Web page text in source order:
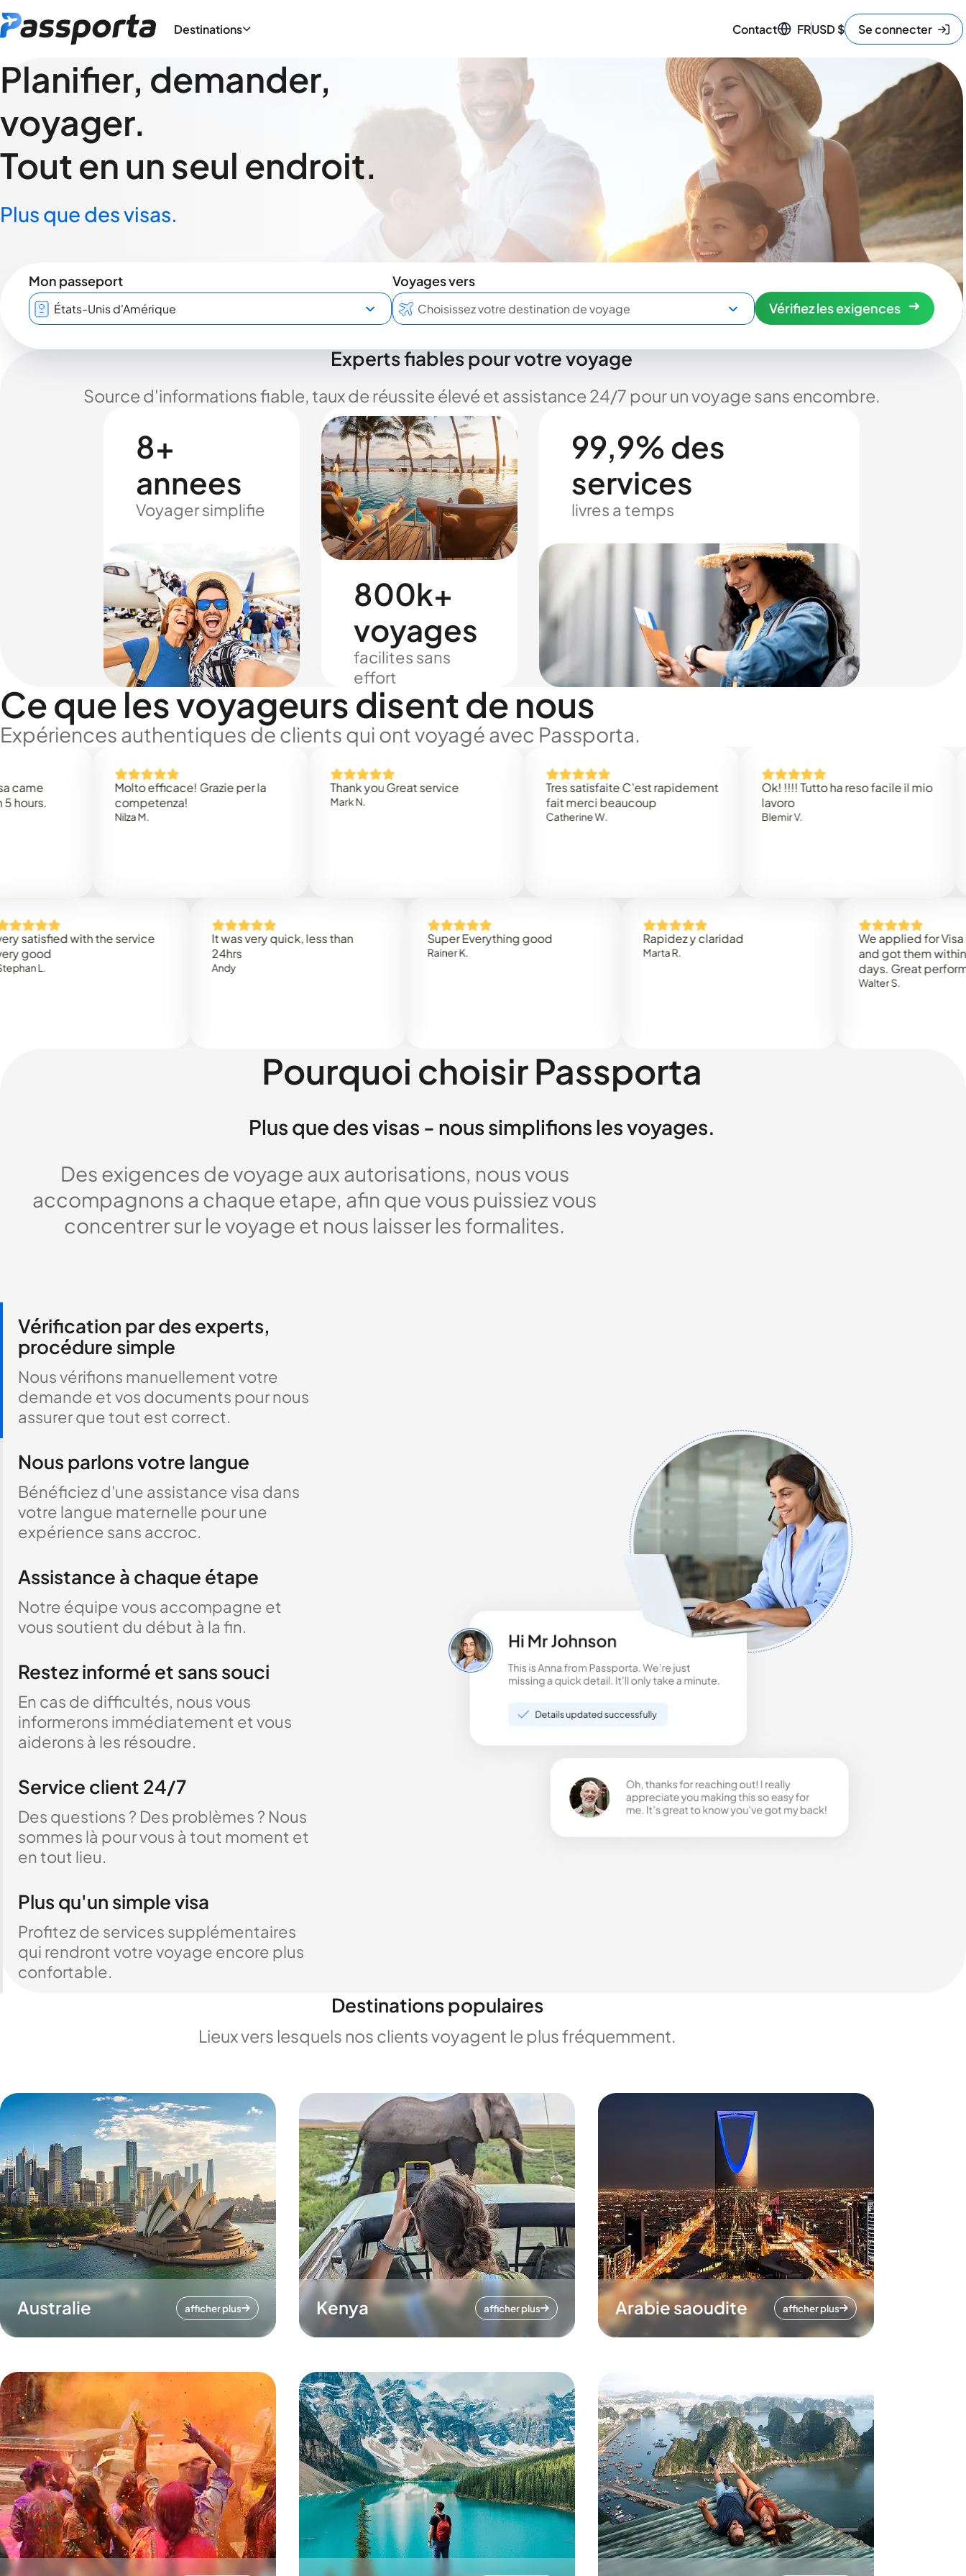
Destinations Contact FRUSD$ Se connecter
Planifier, demander,
voyager.
Tout en un seul endroit.
Plus que des visas.
Mon passeport
Voyages vers
Vérifiez les exigences
Experts fiables pour votre voyage
Source d'informations fiable, taux de réussite élevé et assistance 24/7 pour un voyage sans encombre.
8+
annees
Voyager simplifie
800k+
voyages
facilites sans
effort
99,9% des
services
livres a temps
Ce que les voyageurs disent de nous
Expériences authentiques de clients qui ont voyagé avec Passporta.
Molto efficace! Grazie per la
competenza!
Thank you Great service
Tres satisfaite C’est rapidement
fait merci beaucoup
Catherine W.
Ok! !!!! Tutto ha reso facile il mio
with the service
It was very quick, less than
Super Everything good Rapidez y claridad
We applied for Visa to
and got them within 3
days. Great performance!
Pourquoi choisir Passporta
Plus que des visas - nous simplifions les voyages.
Des exigences de voyage aux autorisations, nous vous
accompagnons a chaque etape, afin que vous puissiez vous
concentrer sur le voyage et nous laisser les formalites.
Vérification par des experts,
procédure simple
Nous vérifions manuellement votre
demande et vos documents pour nous
assurer que tout est correct.
Nous parlons votre langue
Bénéficiez d'une assistance visa dans
votre langue maternelle pour une
expérience sans accroc.
Assistance à chaque étape
Notre équipe vous accompagne et
vous soutient du début à la fin.
Restez informé et sans souci
En cas de difficultés, nous vous
informerons immédiatement et vous
aiderons à les résoudre.
Service client 24/7
Des questions ? Des problèmes ? Nous
sommes là pour vous à tout moment et
en tout lieu.
Plus qu'un simple visa
Profitez de services supplémentaires
qui rendront votre voyage encore plus
confortable.
Destinations populaires
Lieux vers lesquels nos clients voyagent le plus fréquemment.
Australie afficher plus Kenya afficher plus Arabie saoudite afficher plus